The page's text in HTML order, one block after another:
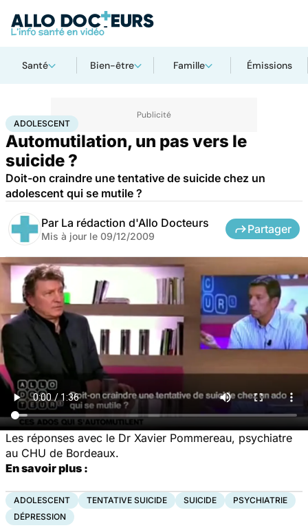
Santé Bien-être Famille Émissions
AccueilBien-êtrePsycho Adolescent
ADOLESCENT
Automutilation, un pas vers le
suicide ?
Doit-on craindre une tentative de suicide chez un
adolescent qui se mutile ?
Par La rédaction d'Allo Docteurs
Mis à jour le 09/12/2009
Partager
Les réponses avec le Dr Xavier Pommereau, psychiatre
au CHU de Bordeaux.
En savoir plus :
ADOLESCENT TENTATIVE SUICIDE SUICIDE
PSYCHIATRIE
DÉPRESSION